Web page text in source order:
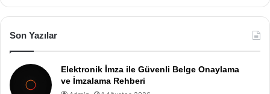
Son Yazılar
Elektronik İmza ile Güvenli Belge Onaylama
ve İmzalama Rehberi